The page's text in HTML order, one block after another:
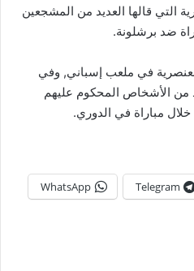
التي قالها العديد من المشجعين
ضد برشلونة.
في ملعب إسباني, وفي
من الأشخاص المحكوم عليهم
مباراة في الدوري.
Telegram
WhatsApp